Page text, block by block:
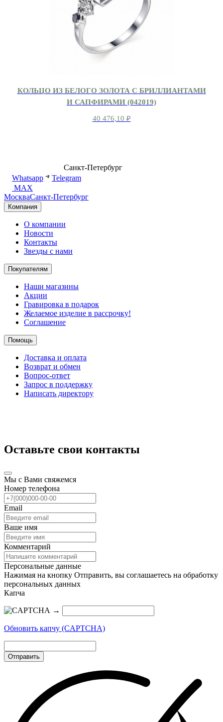
КОЛЬЦО ИЗ БЕЛОГО ЗОЛОТА С БРИЛЛИАНТАМИ
И САПФИРАМИ (042019)
40 476,10 ₽
Санкт-Петербург
Whatsapp
Telegram
MAX
МоскваСанкт-Петербург
Компания
О компании
Новости
Контакты
Звезды с нами
Покупателям
Наши магазины
Акции
Гравировка в подарок
Желаемое изделие в рассрочку!
Соглашение
Помощь
Доставка и оплата
Возврат и обмен
Вопрос-ответ
Запрос в поддержку
Написать директору
Оставьте свои контакты
Мы с Вами свяжемся
Номер телефона
Email
Ваше имя
Комментарий
Персональные данные
Нажимая на кнопку Отправить, вы соглашаетесь на обработку
персональных данных
Капча
→
Обновить капчу (CAPTCHA)
Отправить